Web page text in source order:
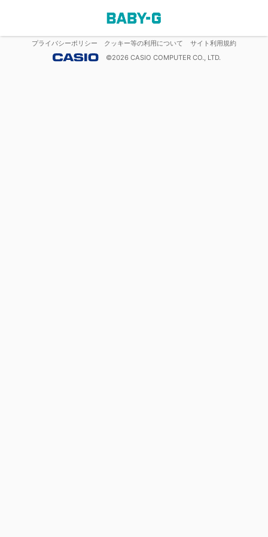
プライバシーポリシー クッキー等の利用について
サイト利用規約
©2026 CASIO COMPUTER CO., LTD.